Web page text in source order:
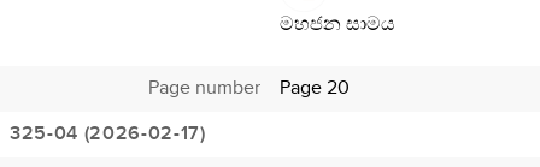
මහජන සාමය
Page number
Page 20
325-04 (2026-02-17)